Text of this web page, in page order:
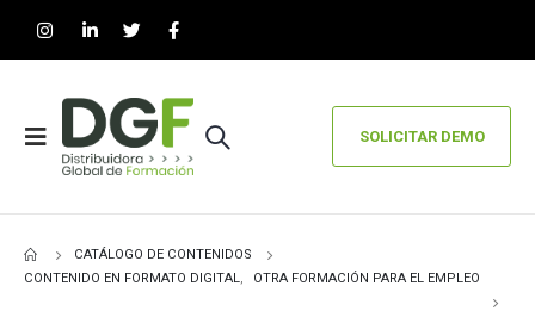
SOLICITAR DEMO
CATÁLOGO DE CONTENIDOS
CONTENIDO EN FORMATO DIGITAL, OTRA FORMACIÓN PARA EL EMPLEO